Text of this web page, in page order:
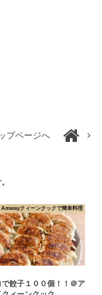
プページへ
Amwayクィーンクックで簡単料理
で餃子１００個！！＠ア